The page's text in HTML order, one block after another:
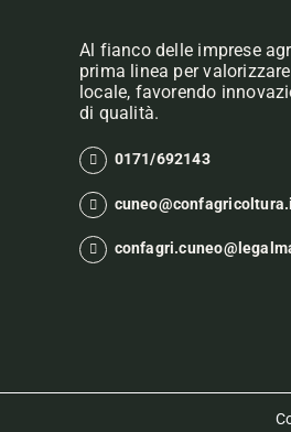
Al fianco delle imprese
prima linea per
locale, favorendo
di qualità.
0171/692143